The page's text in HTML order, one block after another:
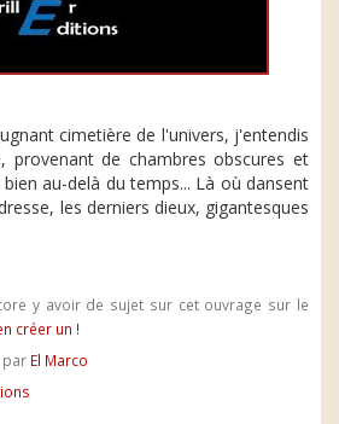
cimetière de l'univers, j'entendis
provenant de chambres obscures et
au-delà du temps... Là où dansent
les derniers dieux, gigantesques
y avoir de sujet sur cet ouvrage sur le
créer un !
par El Marco